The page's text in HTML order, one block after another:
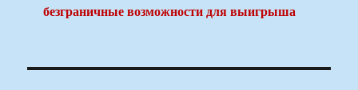
безграничные возможности для выигрыша